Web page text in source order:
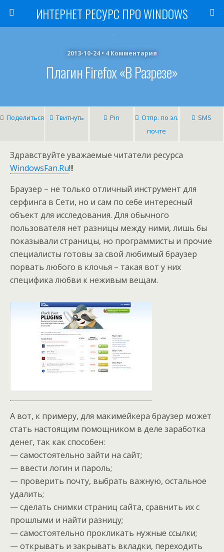
ИНТЕРНЕТ РЕСУРС ПРО WINDOWS
2013-10-24 • 4 Комментария
Плагин Firefox «в Разрезе»
Поделиться Твитнуть Pin
Отпр. по эл.
почте
SMS
Здравствуйте уважаемые читатели ресурса
WindowsFan.Ru!!!
Браузер – не только отличный инструмент для
серфинга в Сети, но и сам по себе интересный
объект для исследования. Для обычного
пользователя нет разницы между ними, лишь бы
показывали страницы, но программисты и прочие
специалисты готовы за свой любимый браузер
порвать любого в клочья – такая вот у них
специфика любви к неживым вещам.
А вот, к примеру, для макимейкера браузер может
стать настоящим помощником в деле заработка
денег, так как способен:
— самостоятельно зайти на сайт;
— ввести логин и пароль;
— проверить почту, выбрать важную, остальное
удалить;
— сделать снимки страниц сайта, сравнить их с
прошлыми и найти разницу;
— самостоятельно прокликать нужные ссылки;
— открывать и закрывать вкладки, переходить